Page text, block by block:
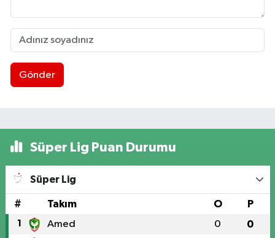
Gönder
Süper Lig Puan Durumu
Süper Lig
# Takım O P
1 Amed 0 0